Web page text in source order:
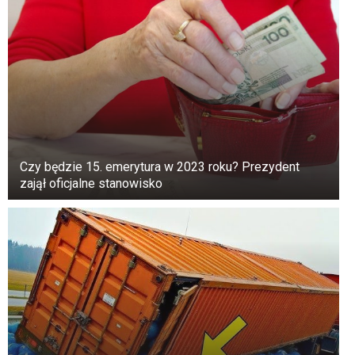
czołgów w kraju wykonuje genialny manewr,
który zmienia bieg bitwy na północy.
Rezultaty rosyjskiego ataku na Litwę.
Zamrożona klatka wideo z Lrytas. lt
Do końca dziesięciodniowej bitwy planistycznej
siły litewskie straciły:
17 czołgów,
145 pojazdów opancerzonych,
3650 żołnierzy.
Straty Rosji są znacznie wyższe:
411 czołgów,
Czy będzie 15. emerytura w 2023 roku? Prezydent
zajął oficjalne stanowisko